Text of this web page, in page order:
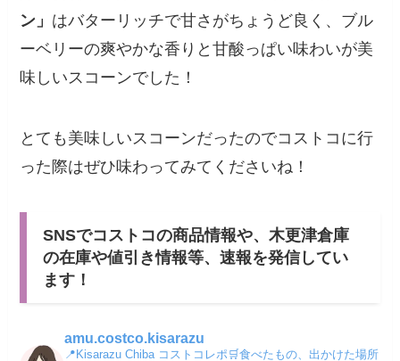
ン」 はバターリッチで甘さがちょうど良く、ブル
ーベリーの爽やかな香りと甘酸っぱい味わいが美
味しいスコーンでした！
とても美味しいスコーンだったのでコストコに行
った際はぜひ味わってみてくださいね！
SNSでコストコの商品情報や、木更津倉庫
の在庫や値引き情報等、速報を発信してい
ます！
amu.costco.kisarazu
📍Kisarazu Chiba コストコレポ🛒食べたもの、出かけた場所